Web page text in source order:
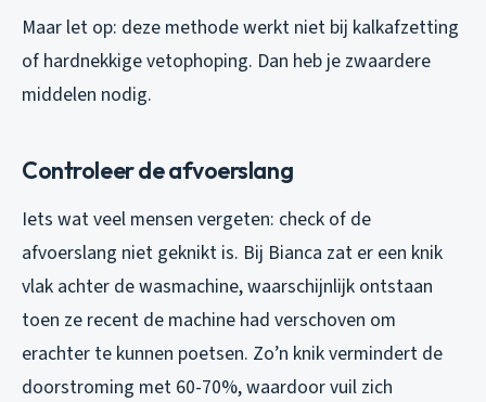
Maar let op: deze methode werkt niet bij kalkafzetting
of hardnekkige vetophoping. Dan heb je zwaardere
middelen nodig.
Controleer de afvoerslang
Iets wat veel mensen vergeten: check of de
afvoerslang niet geknikt is. Bij Bianca zat er een knik
vlak achter de wasmachine, waarschijnlijk ontstaan
toen ze recent de machine had verschoven om
erachter te kunnen poetsen. Zo’n knik vermindert de
doorstroming met 60-70%, waardoor vuil zich